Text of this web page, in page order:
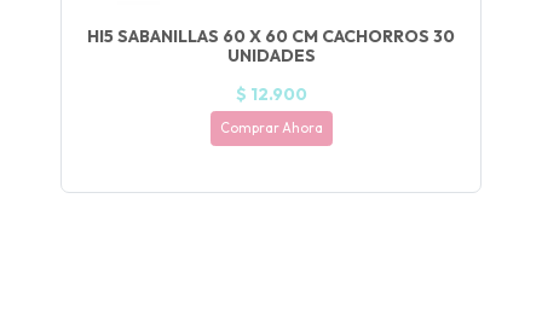
HI5 SABANILLAS 60 X 60 CM CACHORROS 30
UNIDADES
$ 12.900
Comprar Ahora